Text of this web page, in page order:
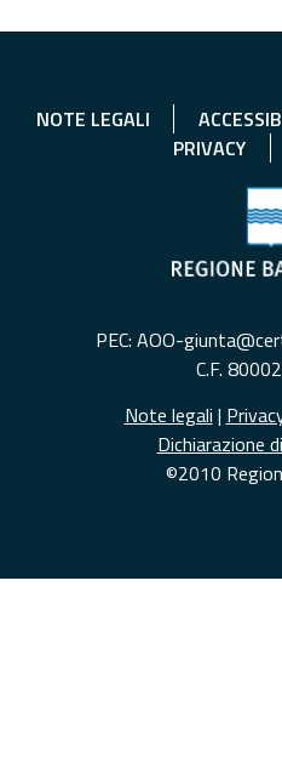
NOTE LEGALI
PRIVACY
PEC: AOO-
C.F.
Note legali |
Dichiarazione
©2010